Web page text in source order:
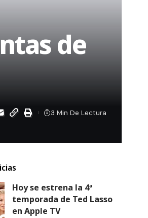
de
3 Min De Lectura
Hoy se estrena la 4ª
temporada de Ted Lasso
en Apple TV